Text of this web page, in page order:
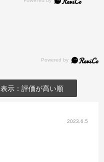
表示：評価が高い順
2023.6.5